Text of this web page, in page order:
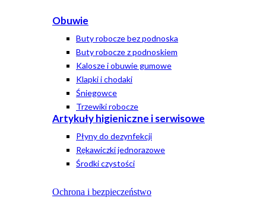
Obuwie
Buty robocze bez podnoska
Buty robocze z podnoskiem
Kalosze i obuwie gumowe
Klapki i chodaki
Śniegowce
Trzewiki robocze
Artykuły higieniczne i serwisowe
Płyny do dezynfekcji
Rękawiczki jednorazowe
Środki czystości
Ochrona i bezpieczeństwo